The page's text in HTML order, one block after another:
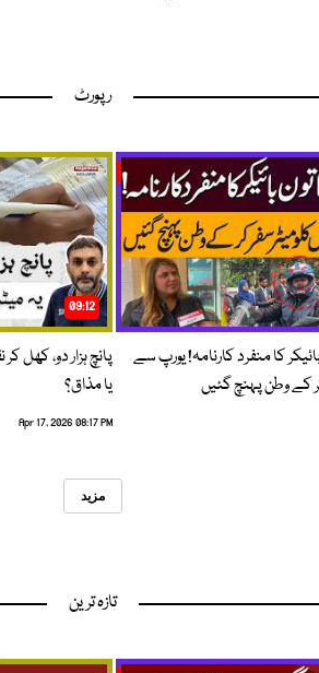
رپورٹ
کا منفرد کارنامہ! یورپ سے
کے وطن پہنچ گئیں
09:12
پانچ ہزار دو، کھل
یا مذاق؟
Apr 17, 2026 08:17 PM
مزید
تازہ ترین